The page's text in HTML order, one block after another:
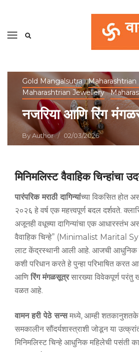
Gold Mangalsutra
Maharashtrian Jewellery
नजरिया आणि रिंग
ByAuthor 02/03/2026
मिनिमलिस्ट वैवाहिक चिन्हांचा
पारंपरिक मराठी दागिन्यांच्या विकसित होत
२०२६ हे वर्ष एक महत्त्वपूर्ण बदल दर्शवते.
अजूनही वधूच्या दागिन्यांचा एक आधारस्तंभ
वैवाहिक चिन्हे” (Minimalist Marital
लाट केंद्रस्थानी आली आहे. आजची आधुनिक
कशी परिधान करते हे पुन्हा परिभाषित करत
आणिरिंग मंगळसूत्रसारख्या विवेकपूर्ण परंतु
वळत आहे.
वामन हरी पेठे सन्समध्ये, आम्ही शतकानुशतके
समकालीन सौंदर्यशास्त्राशी जोडून या
मिनिमलिस्ट चिन्हे आधुनिक महिलेची पसंती